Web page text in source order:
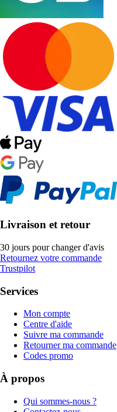
Livraison et retour
30 jours pour changer d'avis
Retournez votre commande
Trustpilot
Services
Mon compte
Centre d'aide
Suivre ma commande
Retourner ma commande
Codes promo
À propos
Qui sommes-nous ?